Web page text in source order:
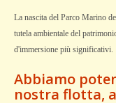
La nascita del Parco Marino
tutela ambientale del
d'immersione più significativi.
Abbiamo
nostra flotta,